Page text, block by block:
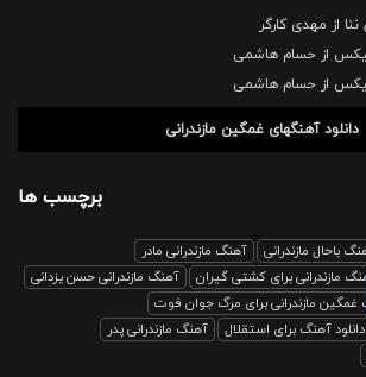
از مهدی کارگر
از حسام هاشمی
از حسام هاشمی
دانلود آهنگهای غمگین مازندرانی
برچسب ها
باحال مازندرانی
آهنگ مازندرانی مادر
مازندرانی برای کشتی گیران
آهنگ مازندرانی حسن یزدانی
مازندرانی برای مرگ جوان فوت
دانلود آهنگ برای استقلال
آهنگ مازندرانی پدر